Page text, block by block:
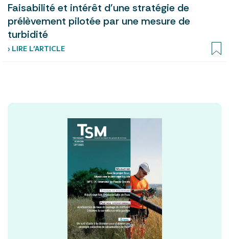
Faisabilité et intérêt d'une stratégie de
prélèvement pilotée par une mesure de
turbidité
› LIRE L’ARTICLE